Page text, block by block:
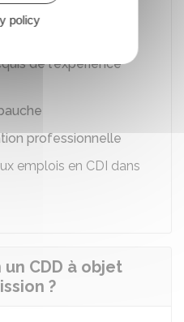
suivantes :
de l'expérience
professionnelle
emplois en CDI dans
CDD à objet
?
policy